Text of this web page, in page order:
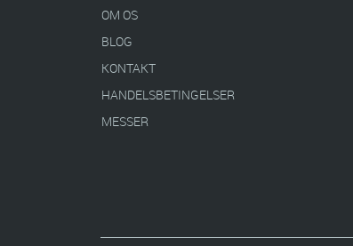
OM OS
BLOG
KONTAKT
HANDELSBETINGELSER
MESSER